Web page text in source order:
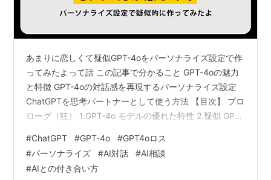
あまりに恋しくて疑似GPT-4oをパーソナライズ設定で作
ってみたよって話 この記事で分かること GPT-4oの魅力
と特徴 GPT-4oの対話感を再現するパーソナライズ設定
ChatGPTを思考パートナーとして使う方法 【目次】 プロ
ローグ（狂） 1.GPT-4o モデルの優れた特性 2.疑似 GPT-
い方 3.1）私だけの専属カウンセラー 3.2）思考アシスタ
ント（脳みそ外部装置） 4.パーソナライズ設定の解説 エ
ピローグ（真顔） プロローグ（狂） GPT-4oとのお別れ
#ChatGPT #GPT-4o #GPT4oロス
#パーソナライズ #AI対話 #AI相談
#AIとの付き合い方